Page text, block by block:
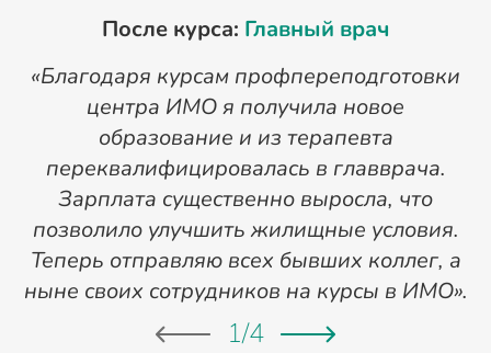
После курса: Главный врач
«Благодаря курсам профпереподготовки
центра ИМО я получила новое
образование и из терапевта
переквалифицировалась в главврача.
Зарплата существенно выросла, что
позволило улучшить жилищные условия.
Теперь отправляю всех бывших коллег, а
ныне своих сотрудников на курсы в ИМО».
1/4